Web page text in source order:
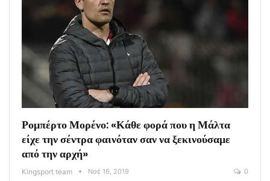
Ρομπέρτο Μορένο: «Κάθε φορά που η Μάλτα
είχε την σέντρα φαινόταν σαν να ξεκινούσαμε
από την αρχή»
Kingsport team Νοέ 16, 2019 0